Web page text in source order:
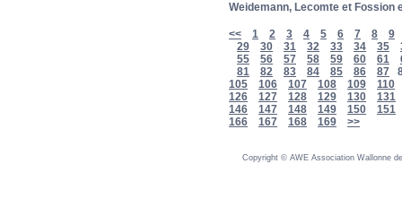
Weidemann, Lecomte et Fossion
<< 1 2 3 4 5 6 7 8
9
29
30 31 32 33 34 35
55
56 57 58 59 60 61
81
82 83 84 85 86 87
105
106 107 108 109
110
126
127 128 129 130
131
146
147 148 149 150
151
166
167 168 169 >>
Copyright © AWE Association Wallonne